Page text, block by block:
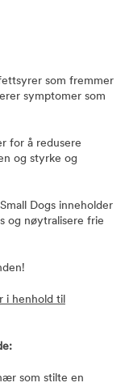
som fremmer
symptomer som
for å redusere
og styrke og
Dogs inneholder
og nøytralisere frie
i henhold til
som stilte en